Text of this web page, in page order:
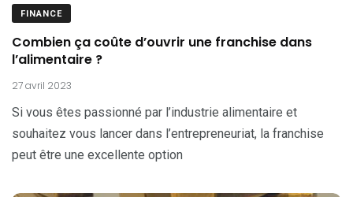
FINANCE
Combien ça coûte d’ouvrir une franchise dans
l’alimentaire ?
27 avril 2023
Si vous êtes passionné par l’industrie alimentaire et
souhaitez vous lancer dans l’entrepreneuriat, la franchise
peut être une excellente option